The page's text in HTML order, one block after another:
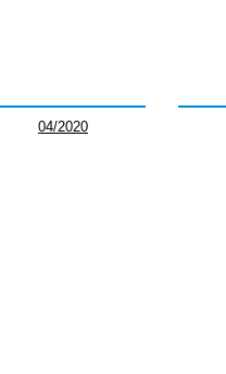
04/2020